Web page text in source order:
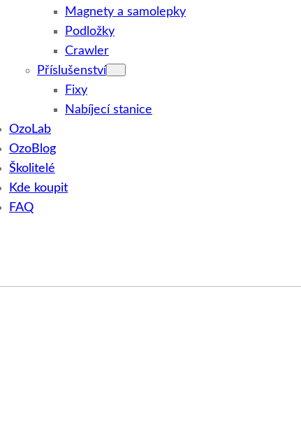
Magnety a samolepky
Podložky
Crawler
Příslušenství
Fixy
Nabíjecí stanice
OzoLab
OzoBlog
Školitelé
Kde koupit
FAQ